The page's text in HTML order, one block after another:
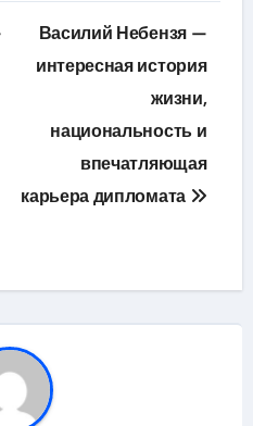
Василий Небензя —
интересная история
жизни,
национальность и
впечатляющая
карьера дипломата